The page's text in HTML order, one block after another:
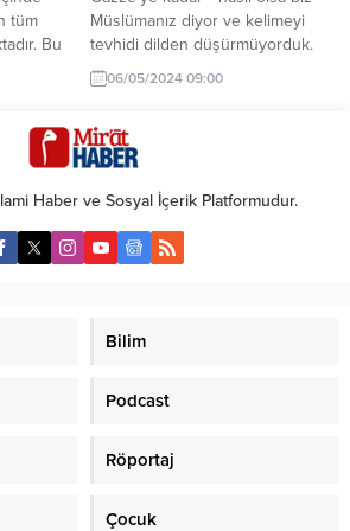
tüm
Bu
zengin
ve
somut
Müslümanız diyor ve kelimeyi
tevhidi dilden düşürmüyorduk.
Oysa çok derin bir rehavete
kapılmış, konfor bataklığında
unutmuştuk. Bunu bir varsayım
olarak dillendirmiyorum. Sözde
%99’u Müslüman olan bu vatan
evladının ancak %25’inin namaz
kıldığı tescillenmiş bir tespit. Peki
namaz kılıp da yalan söyleyen,
06/05/2024 09:00
Haber ve Sosyal İçerik Platformudur.
Bilim
Podcast
Röportaj
Çocuk